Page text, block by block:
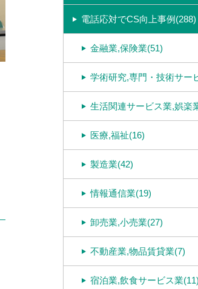
電話応対でCS向上事例(288)
金融業,保険業(51)
学術研究,専門・技術サー
生活関連サービス業,娯楽
医療,福祉(16)
製造業(42)
情報通信業(19)
卸売業,小売業(27)
不動産業,物品賃貸業(7)
宿泊業,飲食サービス業(11)